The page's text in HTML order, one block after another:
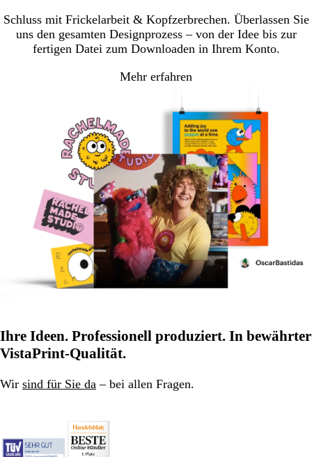
Schluss mit Frickelarbeit & Kopfzerbrechen. Überlassen Sie
uns den gesamten Designprozess – von der Idee bis zur
fertigen Datei zum Downloaden in Ihrem Konto.
Mehr erfahren
Ihre Ideen. Professionell produziert. In bewährter
VistaPrint-Qualität.
Wir sind für Sie da – bei allen Fragen.